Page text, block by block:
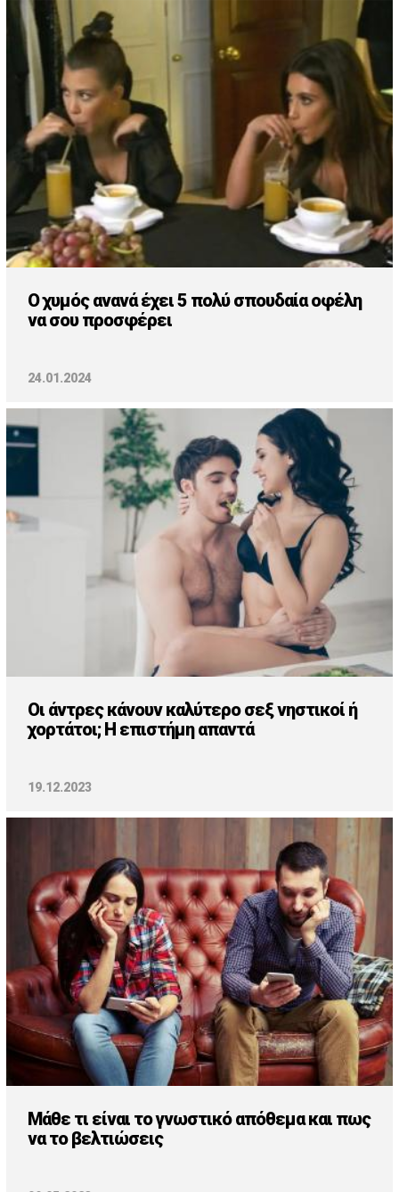
O χυμός ανανά έχει 5 πολύ σπουδαία οφέλη
να σου προσφέρει
24.01.2024
Οι άντρες κάνουν καλύτερο σεξ νηστικοί ή
χορτάτοι; Η επιστήμη απαντά
19.12.2023
Μάθε τι είναι το γνωστικό απόθεμα και πως
να το βελτιώσεις